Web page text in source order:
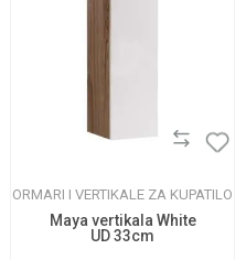
ORMARI I VERTIKALE ZA KUPATILO
Maya vertikala White
UD 33cm